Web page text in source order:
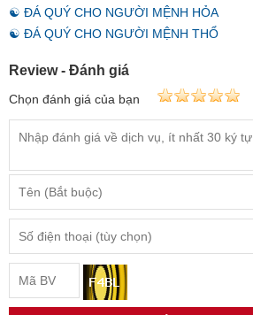
☯ ĐÁ QUÝ CHO NGƯỜI MỆNH HỎA
☯ ĐÁ QUÝ CHO NGƯỜI MỆNH THỔ
Review - Đánh giá
Chọn đánh giá của bạn